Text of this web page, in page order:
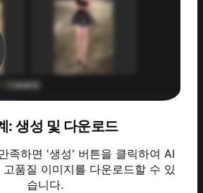
: 생성 및 다운로드
족하면 '생성' 버튼을 클릭하여 AI
품질 이미지를 다운로드할 수 있
습니다.